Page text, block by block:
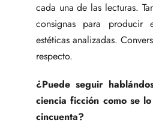
cada una de las lecturas.
consignas para
estéticas analizadas.
respecto.
¿Puede seguir
ciencia ficción como se
cincuenta?